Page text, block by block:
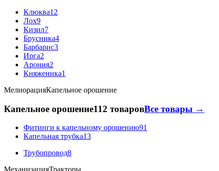
Клюква12
Лох9
Кизил7
Брусника4
Барбарис3
Ирга2
Арония2
Княженика1
МелиорацияКапельное орошение
Капельное орошение112 товаровВсе товары →
Фитинги к капельному орошению91
Капельная трубка13
Трубопровод8